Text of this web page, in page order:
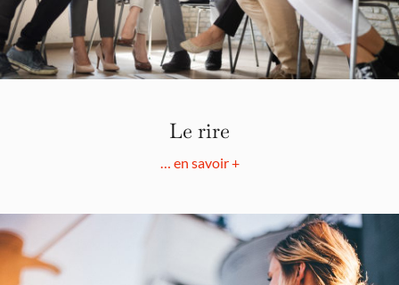
Le rire
… en savoir +